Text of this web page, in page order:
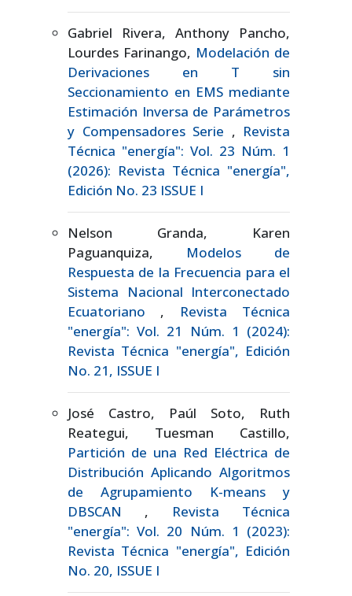
Gabriel Rivera, Anthony Pancho,
Lourdes Farinango, Modelación de
Derivaciones en T sin
Seccionamiento en EMS mediante
Estimación Inversa de Parámetros
y Compensadores Serie , Revista
Técnica "energía": Vol. 23 Núm. 1
(2026): Revista Técnica "energía",
Edición No. 23 ISSUE I
Nelson Granda, Karen
Paguanquiza, Modelos de
Respuesta de la Frecuencia para el
Sistema Nacional Interconectado
Ecuatoriano ,
Revista Técnica
"energía": Vol. 21 Núm. 1 (2024):
Revista Técnica "energía", Edición
No. 21, ISSUE I
José Castro, Paúl Soto, Ruth
Reategui, Tuesman Castillo,
Partición de una Red Eléctrica de
Distribución Aplicando Algoritmos
de Agrupamiento K-means y
DBSCAN ,
Revista Técnica
"energía": Vol. 20 Núm. 1 (2023):
Revista Técnica "energía", Edición
No. 20, ISSUE I